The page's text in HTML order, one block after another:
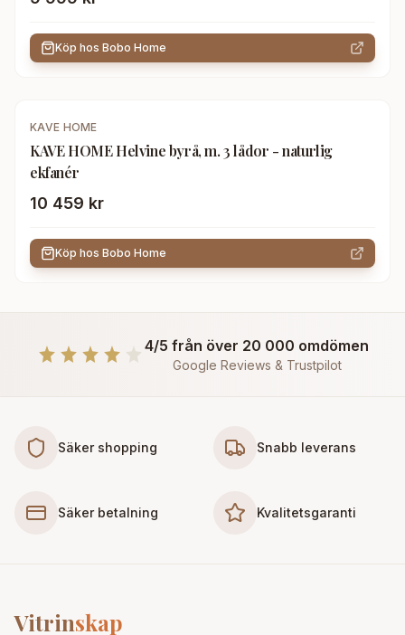
Köp hos Bobo Home
KAVE HOME
KAVE HOME Helvine byrå, m. 3 lådor - naturlig
ekfanér
10 459 kr
Köp hos Bobo Home
4/5 från över 20 000 omdömen
Google Reviews & Trustpilot
Säker shopping Snabb leverans
Säker betalning Kvalitetsgaranti
Vitrinskap